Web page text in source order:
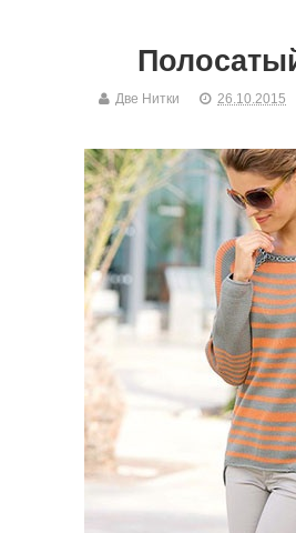
Две Нитки 26.10.2015